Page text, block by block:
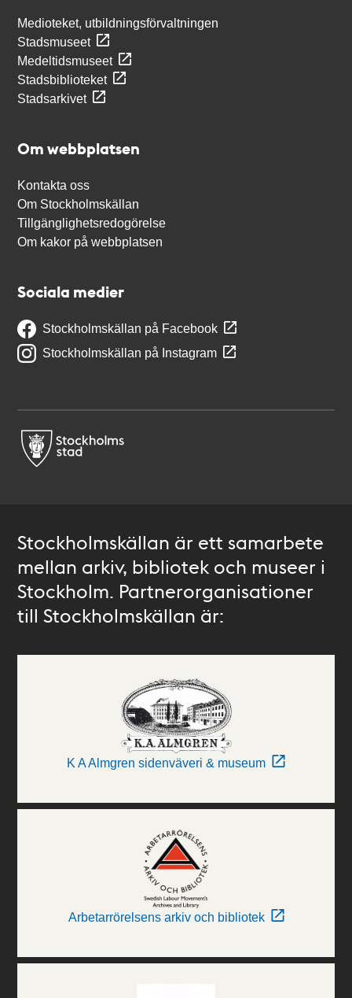
Medioteket, utbildningsförvaltningen
Stadsmuseet
Medeltidsmuseet
Stadsbiblioteket
Stadsarkivet
Om webbplatsen
Kontakta oss
Om Stockholmskällan
Tillgänglighetsredogörelse
Om kakor på webbplatsen
Sociala medier
Stockholmskällan på Facebook
Stockholmskällan på Instagram
Stockholmskällan är ett samarbete
mellan arkiv, bibliotek och museer i
Stockholm. Partnerorganisationer
till Stockholmskällan är:
K A Almgren sidenväveri & museum
Arbetarrörelsens arkiv och bibliotek